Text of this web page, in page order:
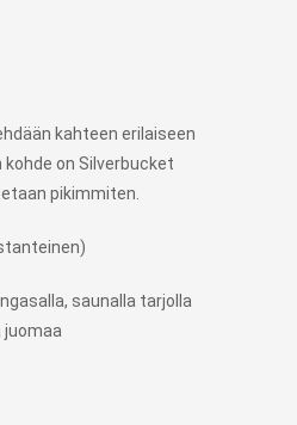
kahteen erilaiseen
on Silverbucket
pikimmiten.
saunalla tarjolla
juomaa